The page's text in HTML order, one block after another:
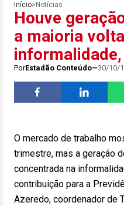
Início> Notícias
Houve
a maioria
informalidade,
PorEstadão Conteúdo 30/10/
O mercado de trabalho
trimestre, mas a geração
concentrada na
contribuição para a
Azeredo, coordenador de